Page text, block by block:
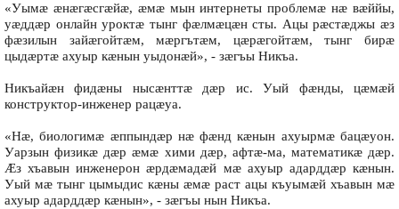
«Уымæ æнæгæсгæйæ, æмæ мын интернеты проблемæ нæ вæййы,
уæддæр онлайн уроктæ тынг фæлмæцæн сты. Ацы рæстæджы æз
фæзилын зайæгойтæм, мæргътæм, цæрæгойтæм, тынг бирæ
цыдæртæ ахуыр кæнын уыдонæй», - зæгъы Никъа.
Никъайæн фидæны нысæнттæ дæр ис. Уый фæнды, цæмæй
конструктор-инженер рацæуа.
«Нæ, биологимæ æппындæр нæ фæнд кæнын ахуырмæ бацæуон.
Уарзын физикæ дæр æмæ хими дæр, афтæ-ма, математикæ дæр.
Æз хъавын инженерон æрдæмадæй мæ ахуыр адарддæр кæнын.
Уый мæ тынг цымыдис кæны æмæ раст ацы къуымæй хъавын мæ
ахуыр адарддæр кæнын», - зæгъы нын Никъа.